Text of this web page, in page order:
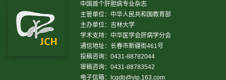
中国首个肝胆病专业杂志
主管单位：中华人民共和国教育部
主办单位：吉林大学
学术支持：中华医学会肝病学分会
通信地址：长春市新疆街461号
投稿咨询：0431-88782044
审稿咨询：0431-88783542
电子信箱：
lcgdb@vip.163.com